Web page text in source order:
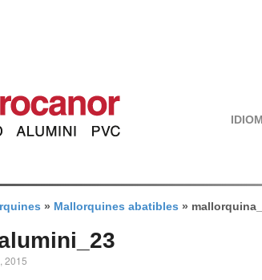
» Mallorquines abatibles »
2015